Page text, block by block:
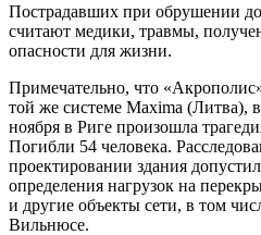
Пострадавших при обрушении
считают медики, травмы,
опасности для жизни.
Примечательно, что
той же системе Maxima (Литва),
ноября в Риге произошла
Погибли 54 человека.
проектировании здания
определения нагрузок на
и другие объекты сети, в том
Вильнюсе.